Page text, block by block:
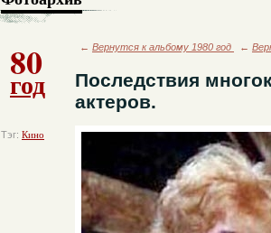
80
год
Тэг: Кино
← Вернутся к альбому 1980 год ←
Последствия
актеров.